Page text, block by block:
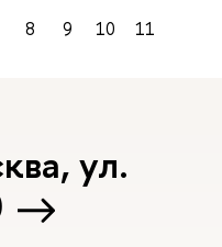
8 9 10
11
ул.